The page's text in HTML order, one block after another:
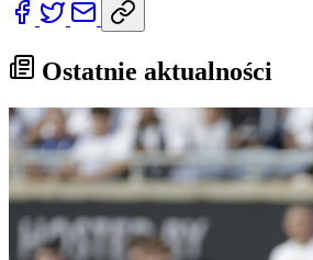
Ostatnie aktualności